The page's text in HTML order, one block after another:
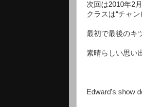
次回は2010年2
クラスは“チャン
最初で最後のキ
素晴らしい思い
Edward's show